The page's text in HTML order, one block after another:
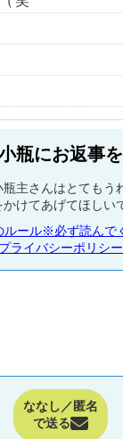
瓶にお返事
主さんはとてもう
けてあげてほしい
ルール※必ず読んで
プライバシーポリシー
ななし／匿名
で送る